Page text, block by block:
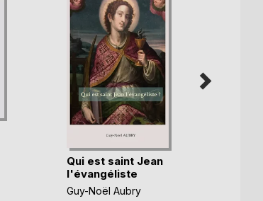
Qui est saint Jean
l'évangéliste
Guy-Noël Aubry